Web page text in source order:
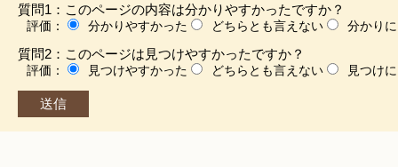
質問1：このページの内容は分かりやすかったですか？
評価： 分かりやすかった どちらとも言えない 分かり
質問2：このページは見つけやすかったですか？
評価： 見つけやすかった どちらとも言えない 見つけ